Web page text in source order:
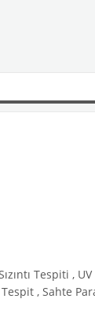
Tespiti ,
, Sahte